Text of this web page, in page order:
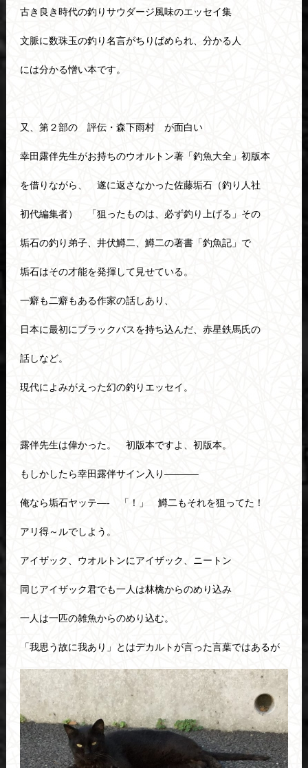
古き良き時代の釣りサウダージ風味のエッセイ集
文脈に数珠玉の釣り名言がちりばめられ、分かる人
には分かる憎い本です。
又、第２部の 評伝・森下雨村 が面白い
幸田露伴先生がお持ちのウオルトン著「釣魚大全」初版本
を借りながら、 遂に返さなかった佐藤垢石（釣り人社
初代編集者） 「狙ったものは、必ず釣り上げる」その
垢石の釣り弟子、井伏鱒二、鱒二の著書「釣魚記」で
垢石はその才能を発揮して見せている。
一癖も二癖もある作家の話しあり、
日本に最初にブラックバスを持ち込んだ、赤星鉄馬氏の
話しなど。
現代によみがえった幻の釣りエッセイ。
露伴先生は偉かった。 初版本ですよ、初版本。
もしかしたら幸田露伴サイン入り———–
俺なら垢石ヤッテ—- 「！」 鱒二もそれを狙ってた！
アリ得～ルでしよう。
アイザック、ウオルトンにアイザック、ニートン
同じアイザック君でも一人は林檎からのめり込み
一人は一匹の雑魚からのめり込む。
「我思う故に我あり」とはデカルトが言った言葉ではあるが